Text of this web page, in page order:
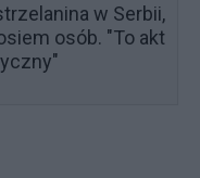
w Serbii,
osób. "To akt